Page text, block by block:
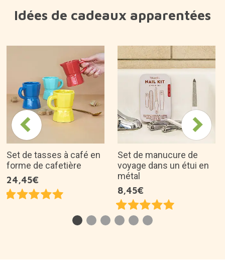
Idées de cadeaux apparentées
Set de tasses à café en
forme de cafetière
24,45€
Set de manucure de
voyage dans un étui en
métal
8,45€